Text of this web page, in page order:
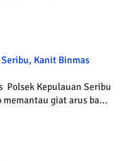
Kanit Binmas
Kepulauan Seribu
memantau giat arus ba...